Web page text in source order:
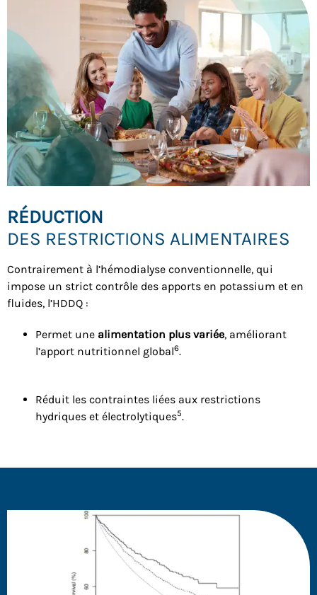
RÉDUCTION
DES RESTRICTIONS ALIMENTAIRES
Contrairement à l’hémodialyse conventionnelle, qui
impose un strict contrôle des apports en potassium et en
fluides, l’HDDQ :
Permet une alimentation plus variée, améliorant
l’apport nutritionnel global6.
Réduit les contraintes liées aux restrictions
hydriques et électrolytiques5.